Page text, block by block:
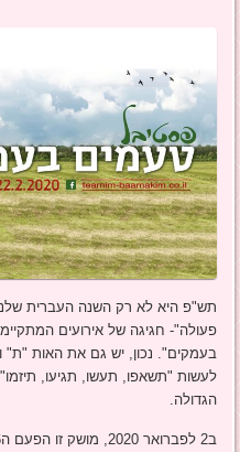
תש"פ היא לא רק השנה העברית
פעולה"- חגיגה של אירועים
בעמקים". נכון, יש גם את האות
לעשות "תשאפו, תעשו, תגיעו,
הגדולה.